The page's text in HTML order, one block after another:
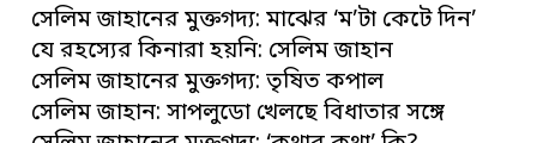
সেলিম জাহানের মুক্তগদ্য: মাঝের ‘ম’টা কেটে দিন’
যে রহস্যের কিনারা হয়নি: সেলিম জাহান
সেলিম জাহানের মুক্তগদ্য: তৃষিত কপাল
সেলিম জাহান: সাপলুডো খেলছে বিধাতার সঙ্গে